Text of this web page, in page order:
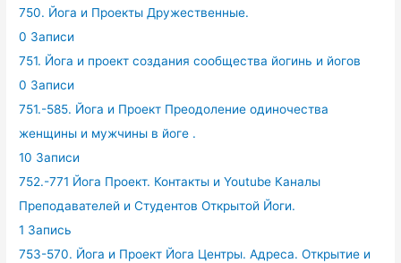
750. Йога и Проекты Дружественные.
0 Записи
751. Йога и проект создания сообщества йогинь и йогов
0 Записи
751.-585. Йога и Проект Преодоление одиночества
женщины и мужчины в йоге .
10 Записи
752.-771 Йога Проект. Контакты и Youtube Каналы
Преподавателей и Студентов Открытой Йоги.
1 Запись
753-570. Йога и Проект Йога Центры. Адреса. Открытие и